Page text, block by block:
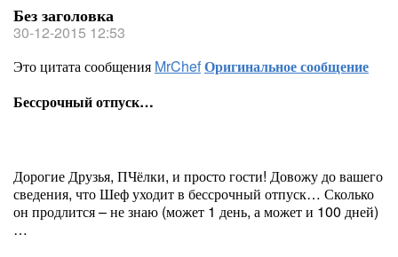
Без заголовка
30-12-2015 12:53
Это цитата сообщения MrChefОригинальное сообщение
Бессрочный отпуск…
Дорогие Друзья, ПЧёлки, и просто гости! Довожу до вашего
сведения, что Шеф уходит в бессрочный отпуск… Сколько
он продлится – не знаю (может 1 день, а может и 100 дней)
…